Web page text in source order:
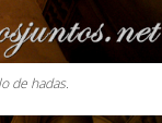
de hadas.